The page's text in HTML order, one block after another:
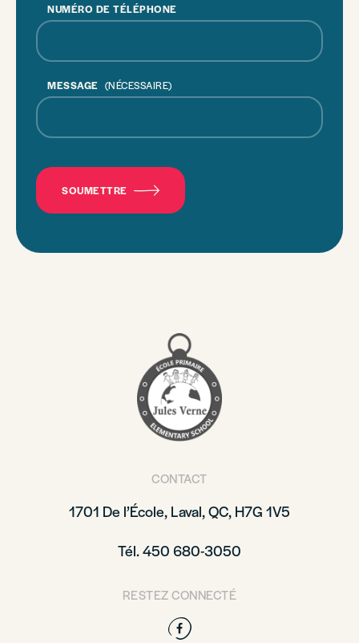
NUMÉRO DE TÉLÉPHONE
MESSAGE (NÉCESSAIRE)
SOUMETTRE
CONTACT
1701 De l’École, Laval, QC, H7G 1V5
Tél. 450 680-3050
RESTEZ CONNECTÉ
Facebook